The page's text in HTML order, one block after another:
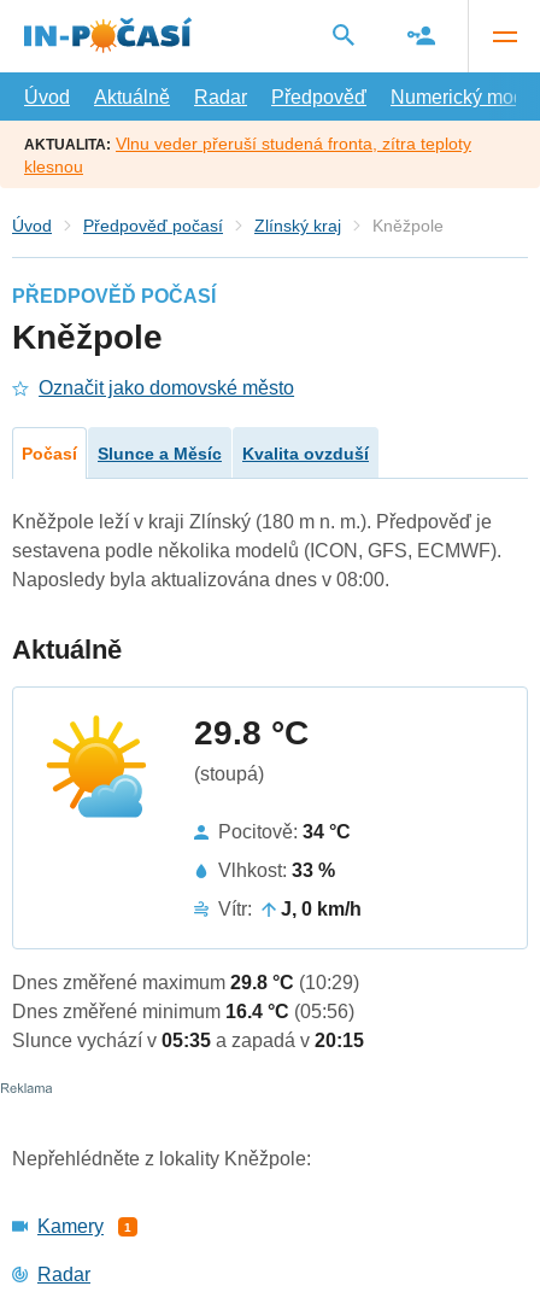
hlavní
Úvod
Aktuálně Radar Předpověď Numerický model
AKTUALITA: Vlnu veder přeruší studená fronta, zítra teploty
klesnou
Úvod Předpověď počasí Zlínský kraj Kněžpole
PŘEDPOVĚĎ POČASÍ
Kněžpole
Označit jako domovské město
Počasí Slunce a Měsíc Kvalita ovzduší
Kněžpole leží v kraji Zlínský (180 m n. m.). Předpověď je
sestavena podle několika modelů (ICON, GFS, ECMWF).
Naposledy byla aktualizována dnes v 08:00.
Aktuálně
29.8 °C
(stoupá)
Pocitově: 34 °C
Vlhkost: 33 %
Vítr:
J, 0 km/h
Dnes změřené maximum 29.8 °C (10:29)
Dnes změřené minimum 16.4 °C (05:56)
Slunce vychází v 05:35 a zapadá v 20:15
Nepřehlédněte z lokality Kněžpole:
Kamery 1
Radar